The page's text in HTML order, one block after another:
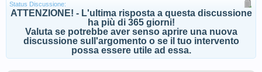
Status Discussione:
ATTENZIONE! - L'ultima risposta a questa discussione
ha più di 365 giorni!
Valuta se potrebbe aver senso aprire una nuova
discussione sull'argomento o se il tuo intervento
possa essere utile ad essa.